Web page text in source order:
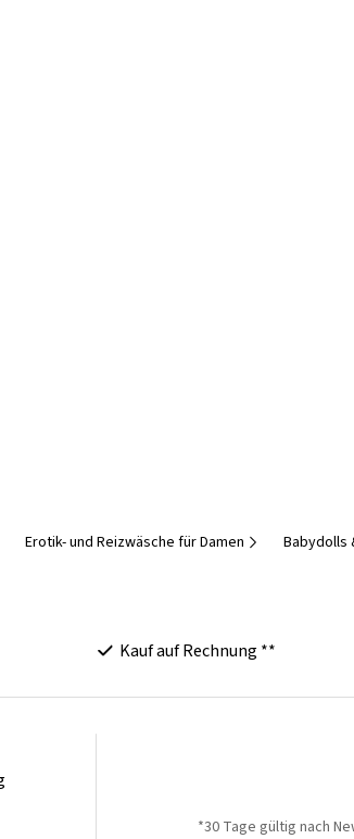
Erotik- und Reizwäsche für Damen Babydolls
Kauf auf Rechnung **
*30 Tage gültig nach